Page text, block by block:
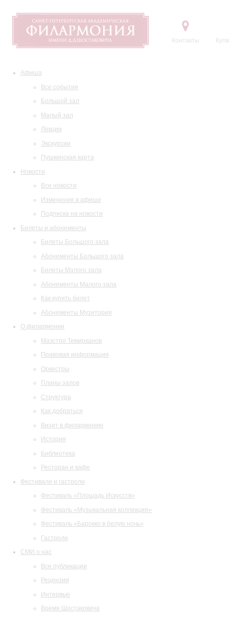
Контакты
Афиша
Все события
Большой зал
Малый зал
Лекции
Экскурсии
Пушкинская карта
Новости
Все новости
Изменения в афише
Подписка на новости
Билеты и абонементы
Билеты Большого зала
Абонементы Большого зала
Билеты Малого зала
Абонементы Малого зала
Как купить билет
Абонементы Музитория
О филармонии
Маэстро Темирканов
Правовая информация
Оркестры
Планы залов
Структура
Как добраться
Визит в филармонию
История
Библиотека
Ресторан и кафе
Фестивали и гастроли
Фестиваль «Площадь Искусств»
Фестиваль «Музыкальная коллекция»
Фестиваль «Барокко в белую ночь»
Гастроли
СМИ о нас
Все публикации
Рецензии
Интервью
Время Шостаковича